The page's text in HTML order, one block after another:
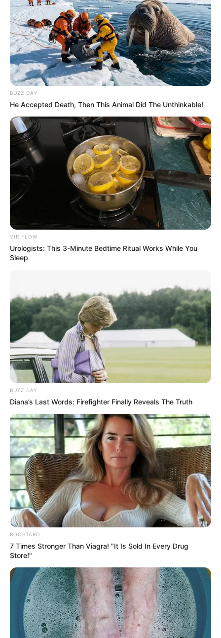
BUZZ DAY
He Accepted Death, Then This Animal Did The Unthinkable!
VIRIFLOW
Urologists: This 3-Minute Bedtime Ritual Works While You
Sleep
BUZZ DAY
Diana’s Last Words: Firefighter Finally Reveals The Truth
BOOSTARO
7 Times Stronger Than Viagra! "It Is Sold In Every Drug
Store!"